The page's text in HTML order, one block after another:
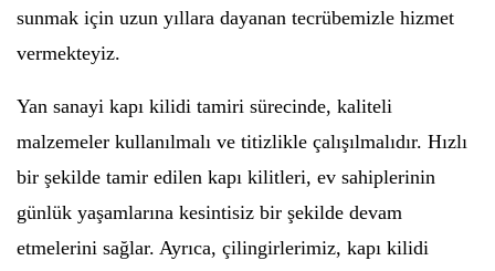
sunmak için uzun yıllara dayanan tecrübemizle hizmet
vermekteyiz.
Yan sanayi kapı kilidi tamiri sürecinde, kaliteli
malzemeler kullanılmalı ve titizlikle çalışılmalıdır. Hızlı
bir şekilde tamir edilen kapı kilitleri, ev sahiplerinin
günlük yaşamlarına kesintisiz bir şekilde devam
etmelerini sağlar. Ayrıca, çilingirlerimiz, kapı kilidi